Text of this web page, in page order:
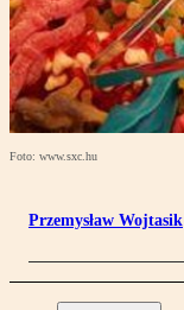
Foto: www.sxc.hu
Przemysław Wojtasik